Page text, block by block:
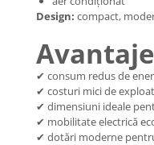
Conectori
Organizatoare cabluri
Unelte & truse
Adezivi & pastă
Rulouri de nichel
Tuburi termocontractabile
Șuruburi / kituri prindere
Design: compact,
✔ consum redus de
✔ costuri mici de
✔ dimensiuni ideale
✔ mobilitate electrică
✔ dotări moderne